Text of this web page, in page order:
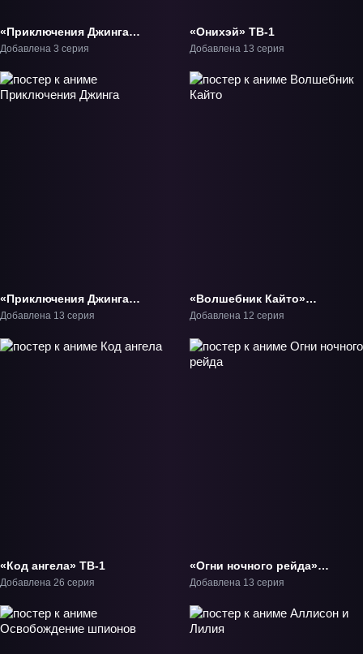
«Приключения Джинга»
ОВА-1
Добавлена 3 серия
«Онихэй» ТВ-1
Добавлена 13 серия
«Приключения Джинга»
ТВ-1
Добавлена 13 серия
«Волшебник Кайто»
ОВА-1
Добавлена 12 серия
«Код ангела» ТВ-1
Добавлена 26 серия
«Огни ночного рейда»
ТВ-1
Добавлена 13 серия